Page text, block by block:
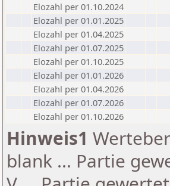
Elozahl per 01.10.2024
Elozahl per 01.01.2025
Elozahl per 01.04.2025
Elozahl per 01.07.2025
Elozahl per 01.10.2025
Elozahl per 01.01.2026
Elozahl per 01.04.2026
Elozahl per 01.07.2026
Elozahl per 01.10.2026
Hinweis1
blank ... Partie